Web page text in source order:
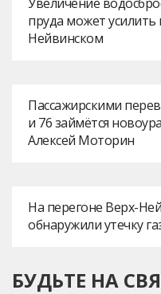
пруда может
Нейвинском
Пассажирскими
и 76 займётся
Алексей Моторин
На перегоне Верх-
обнаружили утечку
БУДЬТЕ НА